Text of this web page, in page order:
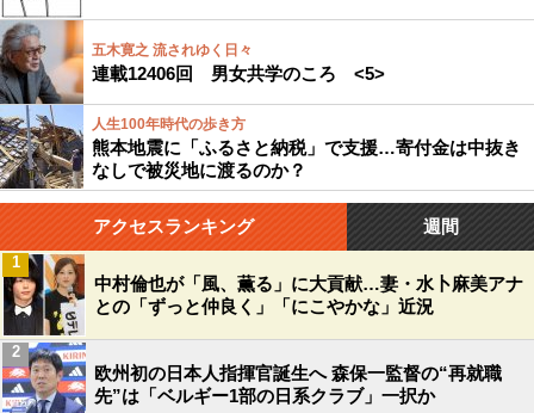
五木寛之 流されゆく日々
連載12406回 男女共学のころ <5>
人生100年時代の歩き方
熊本地震に「ふるさと納税」で支援…寄付金は中抜き
なしで被災地に渡るのか？
アクセスランキング 週間
中村倫也が「風、薫る」に大貢献…妻・水卜麻美アナ
との「ずっと仲良く」「にこやかな」近況
1
欧州初の日本人指揮官誕生へ 森保一監督の“再就職
先”は「ベルギー1部の日系クラブ」一択か
2